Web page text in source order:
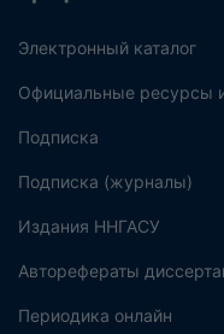
Электронный каталог
Официальные ресурсы
Подписка
Подписка (журналы)
Издания ННГАСУ
Авторефераты
Периодика онлайн